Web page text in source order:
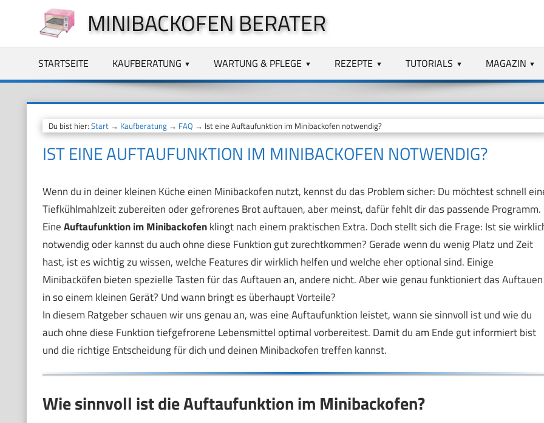
springen
MINIBACKOFEN BERATER
STARTSEITE KAUFBERATUNG WARTUNG & PFLEGE REZEPTE TUTORIALS MAGAZIN
Du bist hier: Start→ Kaufberatung→ FAQ → Ist eine Auftaufunktion im Minibackofen notwendig?
IST EINE AUFTAUFUNKTION IM MINIBACKOFEN NOTWENDIG?
Wenn du in deiner kleinen Küche einen Minibackofen nutzt, kennst du das Problem sicher: Du möchtest schnell
Tiefkühlmahlzeit zubereiten oder gefrorenes Brot auftauen, aber meinst, dafür fehlt dir das passende Programm.
EineAuftaufunktion im Minibackofenklingt nach einem praktischen Extra. Doch stellt sich die Frage: Ist sie
notwendig oder kannst du auch ohne diese Funktion gut zurechtkommen? Gerade wenn du wenig Platz und Zeit
hast, ist es wichtig zu wissen, welche Features dir wirklich helfen und welche eher optional sind. Einige
Minibacköfen bieten spezielle Tasten für das Auftauen an, andere nicht. Aber wie genau funktioniert das Auftauen
in so einem kleinen Gerät? Und wann bringt es überhaupt Vorteile?
In diesem Ratgeber schauen wir uns genau an, was eine Auftaufunktion leistet, wann sie sinnvoll ist und wie du
auch ohne diese Funktion tiefgefrorene Lebensmittel optimal vorbereitest. Damit du am Ende gut informiert bist
und die richtige Entscheidung für dich und deinen Minibackofen treffen kannst.
Wie sinnvoll ist die Auftaufunktion im Minibackofen?